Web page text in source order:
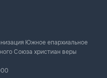
Южное епархиальное
Союза христиан веры